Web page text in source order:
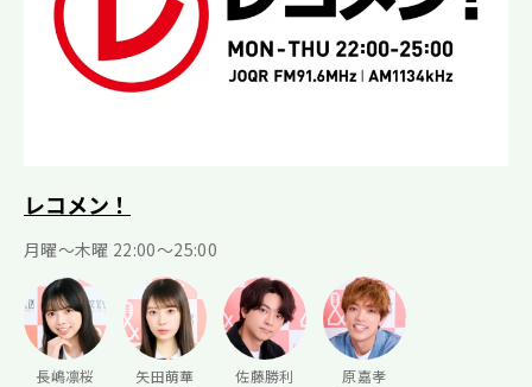
レコメン！
月曜〜木曜 22:00〜25:00
長嶋凛桜
矢田萌華
佐藤勝利
原嘉孝